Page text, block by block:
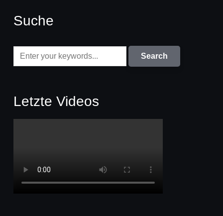
Suche
Letzte Videos